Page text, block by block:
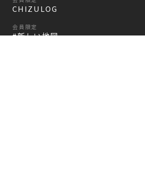
CHIZULOG
会員限定
#新しい地図